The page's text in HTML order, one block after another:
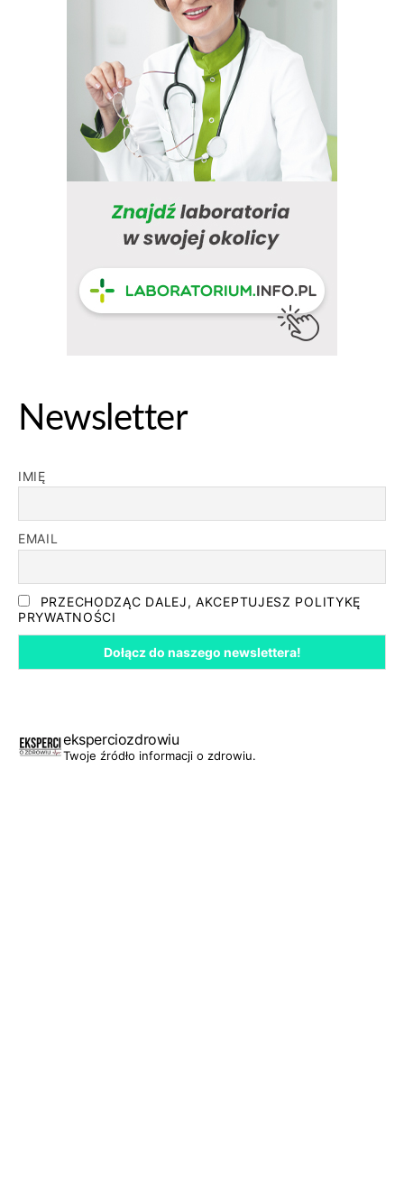
Newsletter
IMIĘ
EMAIL
PRZECHODZĄC DALEJ, AKCEPTUJESZ POLITYKĘ
PRYWATNOŚCI
eksperciozdrowiu
Twoje źródło informacji o zdrowiu.